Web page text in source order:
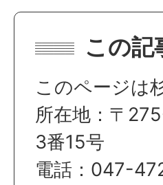
この記
このページは
所在地：〒
3番15号
電話：047-